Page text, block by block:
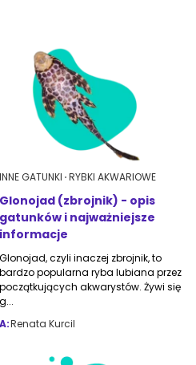
INNE GATUNKI RYBKI AKWARIOWE
Glonojad (zbrojnik) - opis
gatunków i najważniejsze
informacje
Glonojad, czyli inaczej zbrojnik, to
bardzo popularna ryba lubiana przez
początkujących akwarystów. Żywi się
g...
A:Renata Kurcil